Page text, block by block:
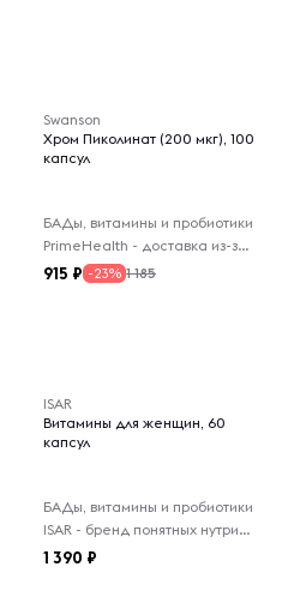
Swanson
Хром Пиколинат (200 мкг), 100
капсул
БАДы, витамины и пробиотики
PrimeHealth - доставка из-за рубежа
915 -23% 1 185
ISAR
Витамины для женщин, 60
капсул
БАДы, витамины и пробиотики
ISAR - бренд понятных нутрицевтиков на каждый день.
1 390